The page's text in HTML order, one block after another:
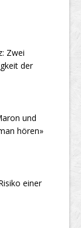
Zwei
der
und
hören»
einer